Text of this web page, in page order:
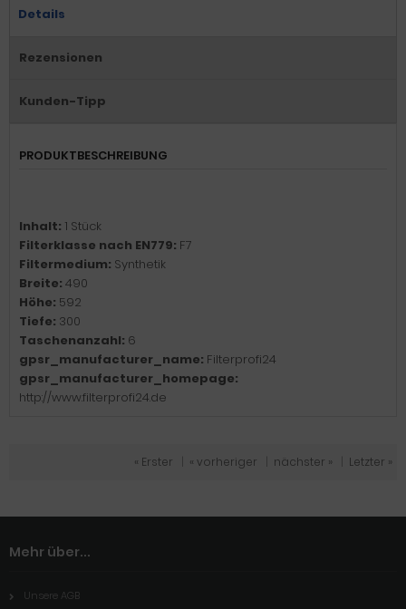
Details
Rezensionen
Kunden-Tipp
PRODUKTBESCHREIBUNG
Inhalt: 1 Stück
Filterklasse nach EN779: F7
Filtermedium: Synthetik
Breite: 490
Höhe: 592
Tiefe: 300
Taschenanzahl: 6
gpsr_manufacturer_name: Filterprofi24
gpsr_manufacturer_homepage:
http://www.filterprofi24.de
« Erster « vorheriger nächster » Letzter »
Mehr über...
Unsere AGB